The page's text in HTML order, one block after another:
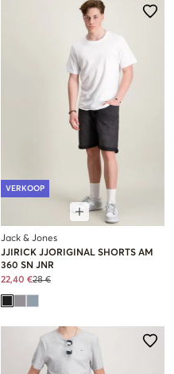
VERKOOP
Jack & Jones
JJIRICK JJORIGINAL SHORTS AM
360 SN JNR
22,40 €28 €